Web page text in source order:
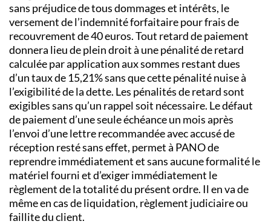
sans préjudice de tous dommages et intérêts, le
versement de l’indemnité forfaitaire pour frais de
recouvrement de 40 euros. Tout retard de paiement
donnera lieu de plein droit à une pénalité de retard
calculée par application aux sommes restant dues
d’un taux de 15,21% sans que cette pénalité nuise à
l’exigibilité de la dette. Les pénalités de retard sont
exigibles sans qu’un rappel soit nécessaire. Le défaut
de paiement d’une seule échéance un mois après
l’envoi d’une lettre recommandée avec accusé de
réception resté sans effet, permet à PANO de
reprendre immédiatement et sans aucune formalité le
matériel fourni et d’exiger immédiatement le
règlement de la totalité du présent ordre. Il en va de
même en cas de liquidation, règlement judiciaire ou
faillite du client.